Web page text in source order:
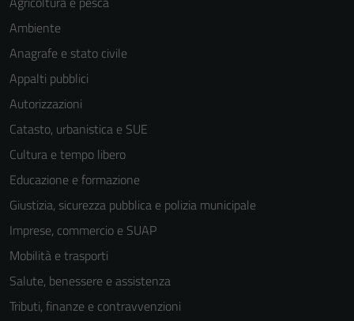
Ambiente
Anagrafe e stato civile
Appalti pubblici
Autorizzazioni
Catasto, urbanistica e SUE
Cultura e tempo libero
Educazione e formazione
Giustizia, sicurezza pubblica e polizia municipale
Imprese, commercio e SUAP
Mobilità e trasporti
Salute, benessere e assistenza
Tributi, finanze e contravvenzioni
funzionamento